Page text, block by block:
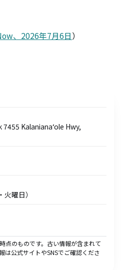
、2026年7月6日）
Kalanianaʻole Hwy,
曜日）
点のものです。古い情報が含まれて
は公式サイトやSNSでご確認くださ